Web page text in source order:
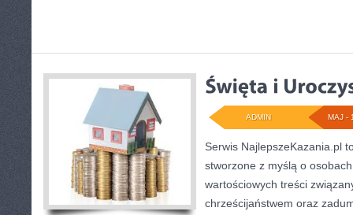
MAJ -
ADMIN
Serwis NajlepszeKazania.pl
stworzone z myślą o
wartościowych treści
chrześcijaństwem oraz